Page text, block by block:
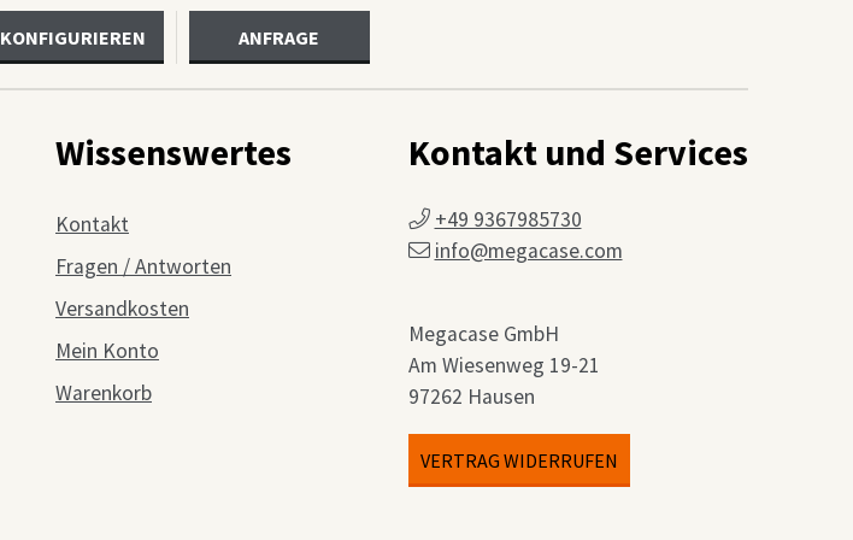
KONFIGURIEREN ANFRAGE
Wissenswertes
Kontakt
Fragen / Antworten
Versandkosten
Mein Konto
Warenkorb
Kontakt und Services
+49 9367985730
info@megacase.com
Megacase GmbH
Am Wiesenweg 19-21
97262 Hausen
VERTRAG WIDERRUFEN